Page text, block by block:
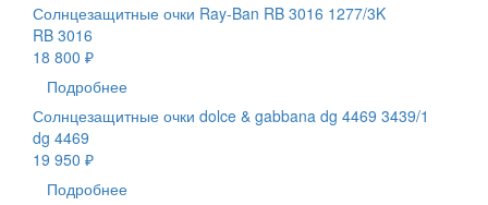
Солнцезащитные очки Ray-Ban RB 3016 1277/3K
RB 3016
18 800 ₽
Подробнее
Солнцезащитные очки dolce & gabbana dg 4469 3439/1
dg 4469
19 950 ₽
Подробнее